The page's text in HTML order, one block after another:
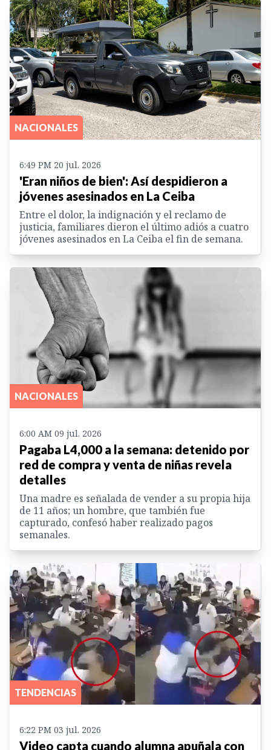
NACIONALES
6:49 PM 20 jul. 2026
'Eran niños de bien': Así despidieron a
jóvenes asesinados en La Ceiba
Entre el dolor, la indignación y el reclamo de
justicia, familiares dieron el último adiós a cuatro
jóvenes asesinados en La Ceiba el fin de semana.
NACIONALES
6:00 AM 09 jul. 2026
Pagaba L4,000 a la semana: detenido por
red de compra y venta de niñas revela
detalles
Una madre es señalada de vender a su propia hija
de 11 años; un hombre, que también fue
capturado, confesó haber realizado pagos
semanales.
TENDENCIAS
6:22 PM 03 jul. 2026
Video capta cuando alumna apuñala con